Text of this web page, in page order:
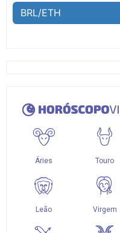
BRL/ETH